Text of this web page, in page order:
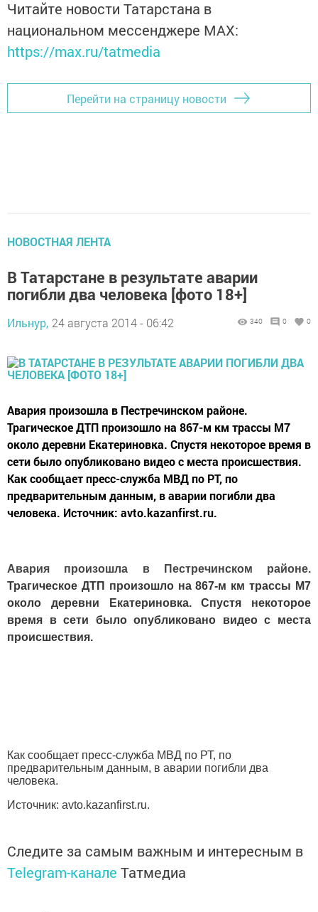
Читайте новости Татарстана в
национальном мессенджере MАХ:
https://max.ru/tatmedia
Перейти на страницу новости
НОВОСТНАЯ ЛЕНТА
В Татарстане в результате аварии
погибли два человека [фото 18+]
Ильнур, 24 августа 2014 - 06:42 340 0 0
Авария произошла в Пестречинском районе.
Трагическое ДТП произошло на 867-м км трассы М7
около деревни Екатериновка. Спустя некоторое время в
сети было опубликовано видео с места происшествия.
Как сообщает пресс-служба МВД по РТ, по
предварительным данным, в аварии погибли два
человека. Источник: avto.kazanfirst.ru.
Авария произошла в Пестречинском районе.
Трагическое ДТП произошло на 867-м км трассы М7
около деревни Екатериновка. Спустя некоторое
время в сети было опубликовано видео с места
происшествия.
Как сообщает пресс-служба МВД по РТ, по
предварительным данным, в аварии погибли два
человека.
Источник: avto.kazanfirst.ru.
Следите за самым важным и интересным в
Telegram-канале Татмедиа